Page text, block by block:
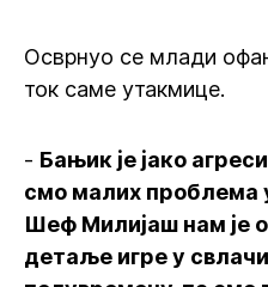
Осврнуо се млади
ток саме утакмице.
- Бањик је јако
смо малих проблема
Шеф Милијаш нам је
детаље игре у